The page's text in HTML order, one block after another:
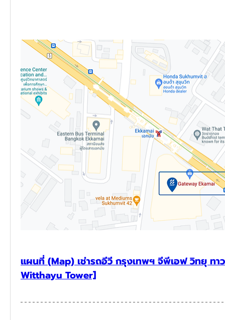
แผนที่ (Map) เช่ารถอีวี กรุงเทพฯ จีพีเอฟ วิทยุ ทาว
Witthayu Tower]